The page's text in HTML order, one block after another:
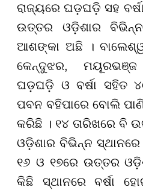
ରାଜ୍ୟରେ ଘଡ଼ଘଡ଼ି ସହ
ଉତ୍ତର ଓଡ଼ିଶାର ବିଭିନ୍ନ
ଆଶଙ୍କା ଅଛି ।
କେନ୍ଦୁଝର, ମୟୂରଭଞ୍ଜ
ଘଡ଼ଘଡ଼ି ଓ ବର୍ଷା ସହିତ
ପବନ ବହିପାରେ ବୋଲି
କରିଛି । ୧୪ ତାରିଖରେ ବି
ଓଡ଼ିଶାର ବିଭିନ୍ନ ସ୍ଥାନରେ
୧୬ ଓ ୧୭ରେ ଉତ୍ତର
କିଛି ସ୍ଥାନରେ ବର୍ଷା